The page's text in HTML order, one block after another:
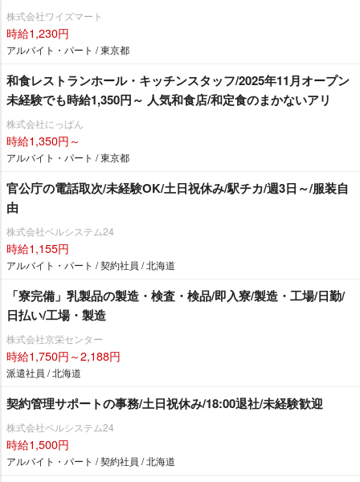
株式会社ワイズマート
時給1,230円
アルバイト・パート / 東京都
和食レストランホール・キッチンスタッフ/2025年11月オープン
未経験でも時給1,350円～ 人気和食店/和定食のまかないアリ
株式会社にっぱん
時給1,350円～
アルバイト・パート / 東京都
官公庁の電話取次/未経験OK/土日祝休み/駅チカ/週3日～/服装自
由
株式会社ベルシステム24
時給1,155円
アルバイト・パート / 契約社員 / 北海道
「寮完備」乳製品の製造・検査・検品/即入寮/製造・工場/日勤/
日払い/工場・製造
株式会社京栄センター
時給1,750円～2,188円
派遣社員 / 北海道
契約管理サポートの事務/土日祝休み/18:00退社/未経験歓迎
株式会社ベルシステム24
時給1,500円
アルバイト・パート / 契約社員 / 北海道